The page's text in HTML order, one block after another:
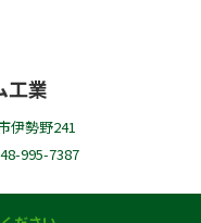
工業
伊勢野241
995-7387